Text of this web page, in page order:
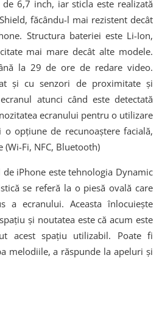
6,7 inch, iar sticla este realizată
făcându-l mai rezistent decât
Structura bateriei este Li-Ion,
mai mare decât alte modele.
la 29 de ore de redare video.
și cu senzori de proximitate și
atunci când este detectată
ecranului pentru o utilizare
opțiune de recunoaștere facială,
(Wi-Fi, NFC, Bluetooth)
iPhone este tehnologia Dynamic
se referă la o piesă ovală care
a ecranului. Aceasta înlocuiește
și noutatea este că acum este
acest spațiu utilizabil. Poate fi
melodiile, a răspunde la apeluri și